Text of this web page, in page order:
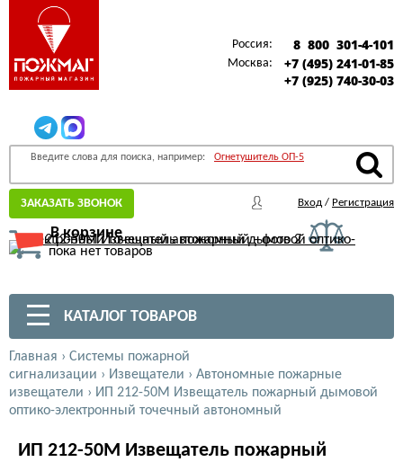
Россия: 8 800 301-4-101
Москва:
+7 (495) 241-01-85
+7 (925) 740-30-03
Введите слова для поиска, например: Огнетушитель ОП-5
ЗАКАЗАТЬ ЗВОНОК Вход / Регистрация
В корзине
пока нет товаров
КАТАЛОГ ТОВАРОВ
Главная › Системы пожарной
сигнализации › Извещатели › Автономные пожарные
извещатели › ИП 212-50М Извещатель пожарный дымовой
оптико-электронный точечный автономный
ИП 212-50М Извещатель пожарный